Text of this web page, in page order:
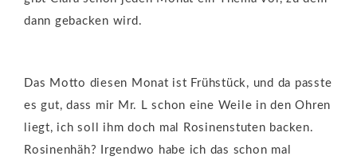
dann gebacken wird.
Das Motto diesen Monat ist Frühstück, und da passte
es gut, dass mir Mr. L schon eine Weile in den Ohren
liegt, ich soll ihm doch mal Rosinenstuten backen.
Rosinenhäh? Irgendwo habe ich das schon mal